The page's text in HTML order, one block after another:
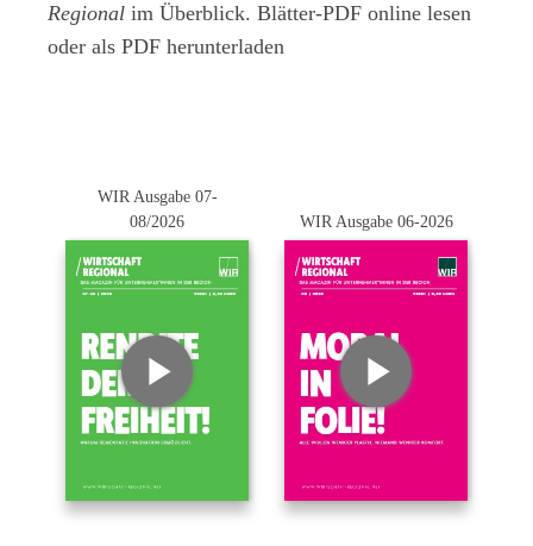
Regional im Überblick. Blätter-PDF online lesen
oder als PDF herunterladen
WIR Ausgabe 07-
08/2026
WIR Ausgabe 06-2026